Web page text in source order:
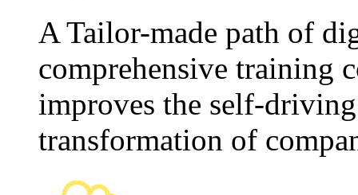
A Tailor-made path of
comprehensive training
improves the self-
transformation of